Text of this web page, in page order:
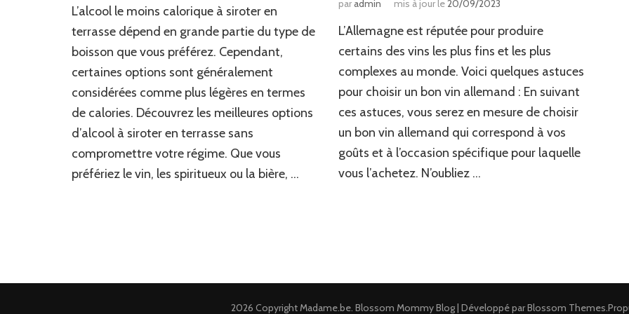
L’alcool le moins calorique à siroter en
terrasse dépend en grande partie du type de
boisson que vous préférez. Cependant,
certaines options sont généralement
considérées comme plus légères en termes
de calories. Découvrez les meilleures options
d’alcool à siroter en terrasse sans
compromettre votre régime. Que vous
préfériez le vin, les spiritueux ou la bière, …
paradmin mis à jour le20/09/2023
L’Allemagne est réputée pour produire
certains des vins les plus fins et les plus
complexes au monde. Voici quelques astuces
pour choisir un bon vin allemand : En suivant
ces astuces, vous serez en mesure de choisir
un bon vin allemand qui correspond à vos
goûts et à l’occasion spécifique pour laquelle
vous l’achetez. N’oubliez …
2026 CopyrightMadame.be. Blossom Mommy Blog | Développé parBlossom Themes